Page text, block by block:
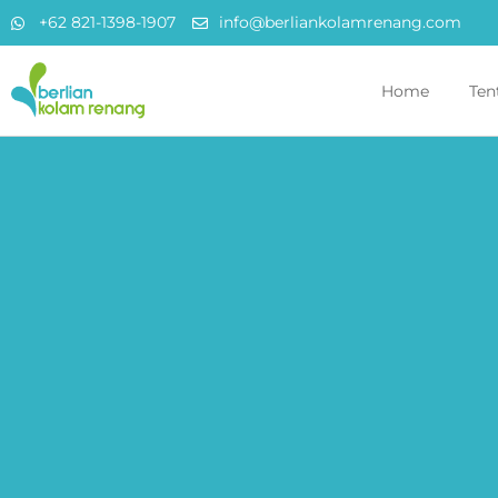
+62 821-1398-1907 info@berliankolamrenang.com
Home